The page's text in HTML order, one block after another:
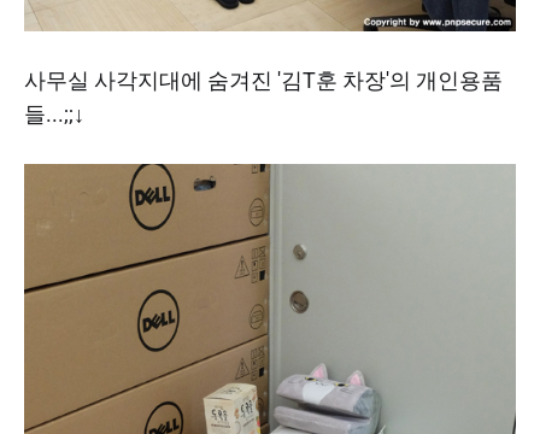
​사무실 사각지대에 숨겨진 '김T훈 차장'의 개인용품
들...;;↓